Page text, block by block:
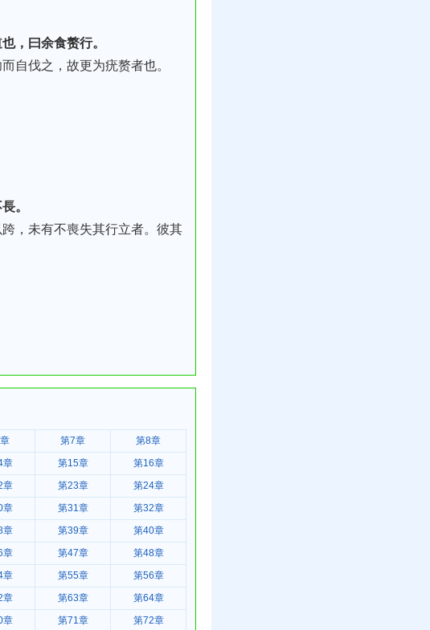
，曰余食赘行。
自伐之，故更为疣赘者也。
。
，未有不喪失其行立者。彼其
第7章
第8章
章 第15章
第16章
章 第23章
第24章
章 第31章
第32章
章 第39章
第40章
章 第47章
第48章
章 第55章
第56章
章 第63章
第64章
章 第71章 第72章